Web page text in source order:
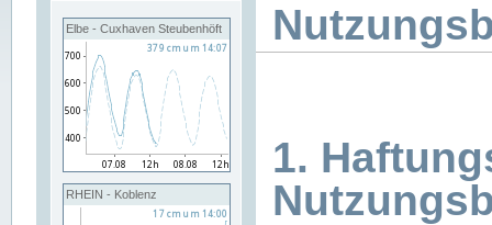
Elbe - Cuxhaven Steubenhöft
RHEIN - Koblenz
1.